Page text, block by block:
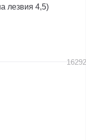
лезвия 4,5)